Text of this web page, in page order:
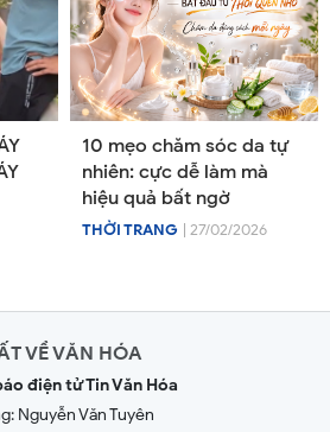
10 mẹo chăm sóc da tự
nhiên: cực dễ làm mà
hiệu quả bất ngờ
THỜI TRANG | 27/02/2026
VỀ VĂN HÓA
điện tử Tin Văn Hóa
Nguyễn Văn Tuyên